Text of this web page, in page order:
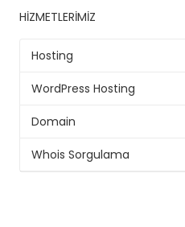
HIZMETLERIMIZ
Hosting
WordPress Hosting
Domain
Whois Sorgulama